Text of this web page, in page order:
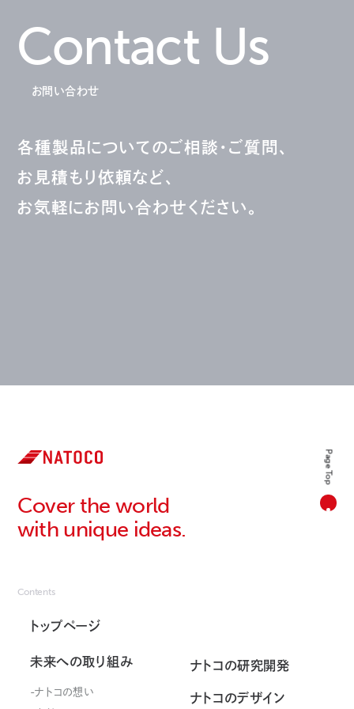
Contact Us
お問い合わせ
各種製品についてのご相談・ご質問、
お見積もり依頼など、
お気軽にお問い合わせください。
Cover the world
with unique ideas.
Contents
トップページ
未来への取り組み
ナトコの想い
ナトコの研究開発
ナトコのデザイン
Page Top